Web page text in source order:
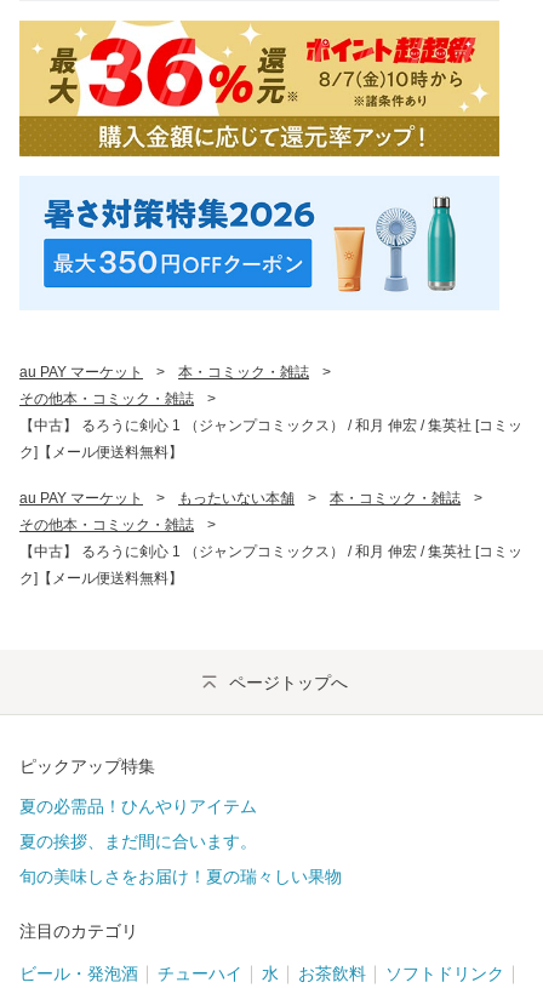
au PAY マーケット > 本・コミック・雑誌
>
その他本・コミック・雑誌
>
【中古】 るろうに剣心 1 （ジャンプコミックス） / 和月 伸宏 / 集英社 [コミッ
ク]【メール便送料無料】
au PAY マーケット > もったいない本舗 > 本・コミック・雑誌
>
その他本・コミック・雑誌
>
【中古】 るろうに剣心 1 （ジャンプコミックス） / 和月 伸宏 / 集英社 [コミッ
ク]【メール便送料無料】
ページトップへ
ピックアップ特集
夏の必需品！ひんやりアイテム
夏の挨拶、まだ間に合います。
旬の美味しさをお届け！夏の瑞々しい果物
注目のカテゴリ
ビール・発泡酒 チューハイ 水 お茶飲料 ソフトドリンク